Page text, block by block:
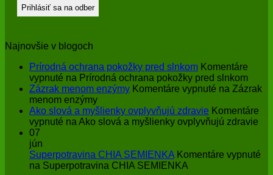
Najnovšie v blogoch
Prírodná ochrana pokožky pred slnkom Komentáre
vypnuté na Prírodná ochrana pokožky pred slnkom
Zázrak menom enzýmy Komentáre vypnuté na Zázrak
menom enzýmy
Ako slová a myšlienky ovplyvňujú zdravie Komentáre
vypnuté na Ako slová a myšlienky ovplyvňujú zdravie
07
jún
Superpotravina CHIA SEMIENKA Komentáre vypnuté
na Superpotravina CHIA SEMIENKA